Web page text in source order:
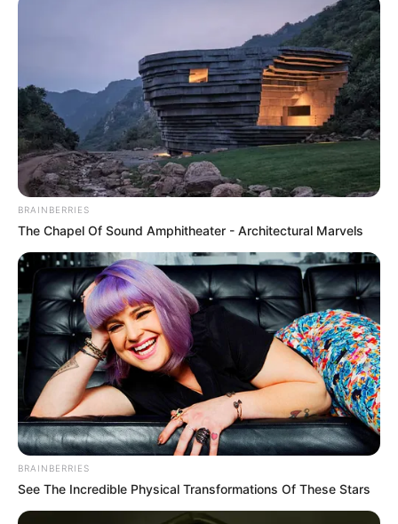
BRAINBERRIES
The Chapel Of Sound Amphitheater - Architectural Marvels
BRAINBERRIES
See The Incredible Physical Transformations Of These Stars